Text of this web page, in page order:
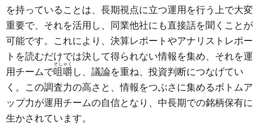
を持っていることは、長期視点に立つ運用を行う上で大変
重要で、それを活用し、同業他社にも直接話を聞くことが
可能です。これにより、決算レポートやアナリストレポー
トを読むだけでは決して得られない情報を集め、それを運
用チームで咀嚼
そしゃく
し、議論を重ね、投資判断につなげてい
く。この調査力の高さと、情報をつぶさに集めるボトムア
ップ力が運用チームの自信となり、中長期での銘柄保有に
生かされています。